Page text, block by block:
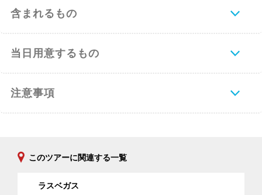
含まれるもの
当日用意するもの
注意事項
このツアーに関連する一覧
ラスベガス